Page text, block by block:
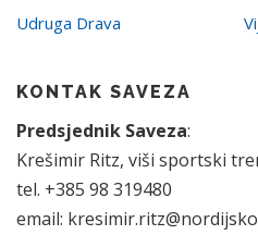
Udruga Drava
KONTAK SAVEZA
Predsjednik Saveza:
Krešimir Ritz, viši sportski
tel. +385 98 319480
email: